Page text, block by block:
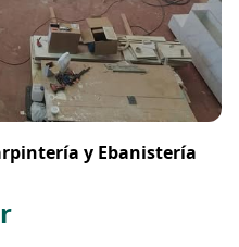
y Ebanistería